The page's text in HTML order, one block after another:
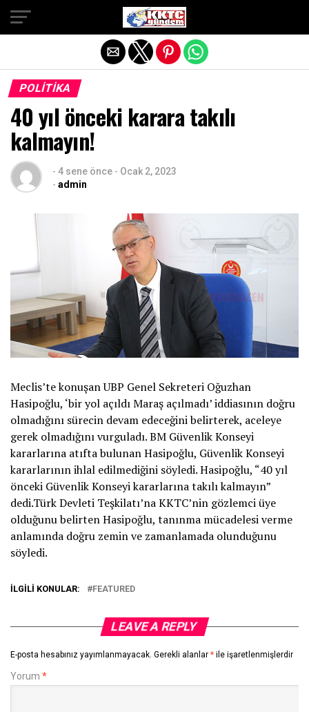
POLITIKA
40 yıl önceki karara takılı
kalmayın!
- 4 sene önce - Ocak 2, 2023
- admin
Meclis’te konuşan UBP Genel Sekreteri Oğuzhan
Hasipoğlu, ‘bir yol açıldı Maraş açılmadı’ iddiasının doğru
olmadığını sürecin devam edeceğini belirterek, aceleye
gerek olmadığını vurguladı. BM Güvenlik Konseyi
kararlarına atıfta bulunan Hasipoğlu, Güvenlik Konseyi
kararlarının ihlal edilmediğini söyledi. Hasipoğlu, “40 yıl
önceki Güvenlik Konseyi kararlarına takılı kalmayın”
dedi.Türk Devleti Teşkilatı’na KKTC’nin gözlemci üye
olduğunu belirten Hasipoğlu, tanınma mücadelesi verme
anlamında doğru zemin ve zamanlamada olunduğunu
söyledi.
İLGILI KONULAR: FEATURED
LEAVE A REPLY
E-posta hesabınız yayımlanmayacak. Gerekli alanlar * ile işaretlenmişlerdir
Yorum *
Exit mobile version